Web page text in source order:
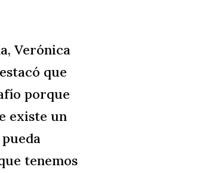
Verónica
que
porque
existe un
tenemos